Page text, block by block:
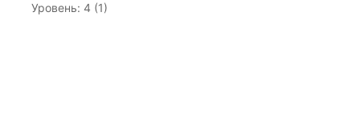
Уровень: 4 (1)